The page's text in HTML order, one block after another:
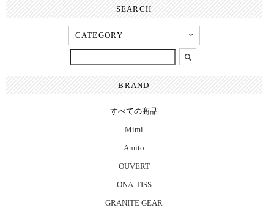
SEARCH
BRAND
すべての商品
Mimi
Amito
OUVERT
ONA-TISS
GRANITE GEAR